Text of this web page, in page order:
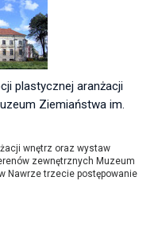
plastycznej aranżacji
Ziemiaństwa im.
wnętrz oraz wystaw
zewnętrznych Muzeum
Nawrze trzecie postępowanie